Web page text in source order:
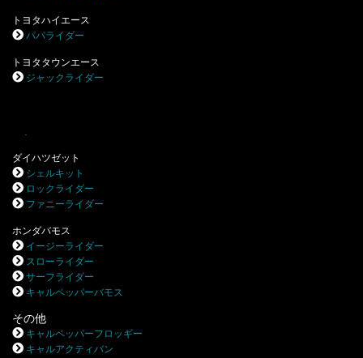
トヨタハイエース
パパライダー
トヨタタウンエース
ジャックライダー
ダイハツゼット
シェルキット
ロックライダー
ファニーライダー
ホンダバモス
イージーライダー
スローライダー
サーフライダー
キャルペッパーバモス
その他
キャルペッパーフロッギー
キャルアクティバン